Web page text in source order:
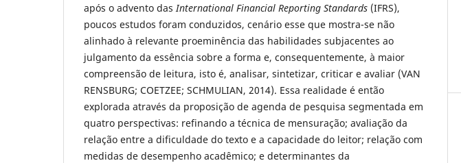
após o advento das International Financial Reporting Standards (IFRS),
poucos estudos foram conduzidos, cenário esse que mostra-se não
alinhado à relevante proeminência das habilidades subjacentes ao
julgamento da essência sobre a forma e, consequentemente, à maior
compreensão de leitura, isto é, analisar, sintetizar, criticar e avaliar (VAN
RENSBURG; COETZEE; SCHMULIAN, 2014). Essa realidade é então
explorada através da proposição de agenda de pesquisa segmentada em
quatro perspectivas: refinando a técnica de mensuração; avaliação da
relação entre a dificuldade do texto e a capacidade do leitor; relação com
medidas de desempenho acadêmico; e determinantes da